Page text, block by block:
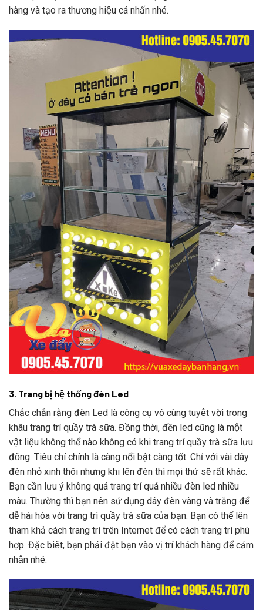
hàng và tạo ra thương hiệu cá nhấn nhé.
3. Trang bị hệ thống đèn Led
Chắc chắn rằng đèn Led là công cụ vô cùng tuyệt vời trong
khâu trang trí quầy trà sữa. Đồng thời, đền led cũng là một
vật liệu không thể nào không có khi trang trí quầy trà sữa lưu
động. Tiêu chí chính là càng nổi bật càng tốt. Chỉ với vài dây
đèn nhỏ xinh thôi nhưng khi lên đèn thì mọi thứ sẽ rất khác.
Bạn cần lưu ý không quá trang trí quá nhiều đèn led nhiều
màu. Thường thì bạn nên sử dụng dây đèn vàng và trắng để
dễ hài hòa với trang trì quầy trà sữa của bạn. Bạn có thể lên
tham khả cách trang trì trên Internet để có cách trang trí phù
hợp. Đặc biệt, bạn phải đặt bạn vào vị trí khách hàng để cảm
nhận nhé.